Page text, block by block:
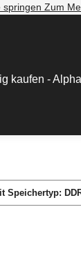
springen Zum
Speichertyp: